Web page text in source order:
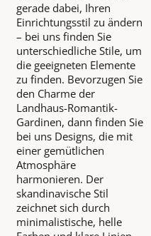
gerade dabei, Ihren
Einrichtungsstil zu ändern
– bei uns finden Sie
unterschiedliche Stile, um
die geeigneten Elemente
zu finden. Bevorzugen Sie
den Charme der
Landhaus-Romantik-
Gardinen, dann finden Sie
bei uns Designs, die mit
einer gemütlichen
Atmosphäre
harmonieren. Der
skandinavische Stil
zeichnet sich durch
minimalistische, helle